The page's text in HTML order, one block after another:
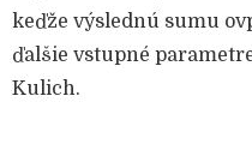
keďže výslednú sumu
ďalšie vstupné
Kulich.